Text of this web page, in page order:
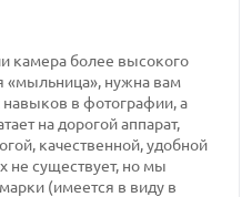
камера более высокого
«мыльница», нужна вам
в фотографии, а
на дорогой аппарат,
качественной, удобной
не существует, но мы
(имеется в виду в